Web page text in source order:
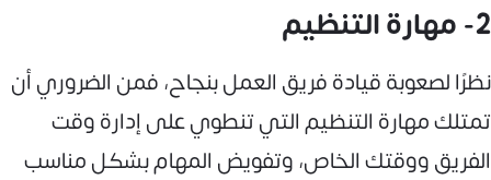
2- مهارة التنظيم
نظرًا لصعوبة قيادة فريق العمل بنجاح، فمن الضروري أن
تمتلك مهارة التنظيم التي تنطوي على إدارة وقت
الفريق ووقتك الخاص، وتفويض المهام بشكل مناسب